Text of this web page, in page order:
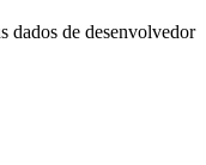
dados de desenvolvedor